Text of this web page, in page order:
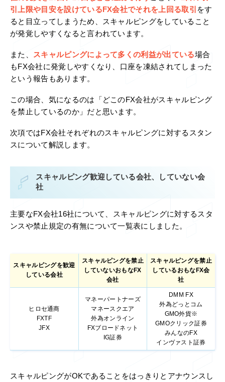
引上限や目安を設けているFX会社でそれを上回る取引 をす
ると目立ってしまうため、スキャルピングをしていること
が発覚しやすくなると言われています。
また、 スキャルピングによって多くの利益が出ている場合
もFX会社に発覚しやすくなり、口座を凍結されてしまった
という報告もあります。
この場合、気になるのは「どこのFX会社がスキャルピング
を禁止しているのか」だと思います。
次項ではFX会社それぞれのスキャルピングに対するスタン
スについて解説します。
スキャルピング歓迎している会社、していない会
社
主要なFX会社16社について、スキャルピングに対するスタ
ンスや禁止規定の有無について一覧表にしました。
スキャルピングを歓迎
している会社
スキャルピングを禁止
していないおもなFX
会社
スキャルピングを禁止
しているおもなFX会
社
ヒロセ通商
FXTF
JFX
マネーパートナーズ
マネースクエア
外為オンライン
FXブロードネット
IG証券
DMM FX
外為どっとコム
GMO外貨※
GMOクリック証券
みんなのFX
インヴァスト証券
スキャルピングがOKであることをはっきりとアナウンスし